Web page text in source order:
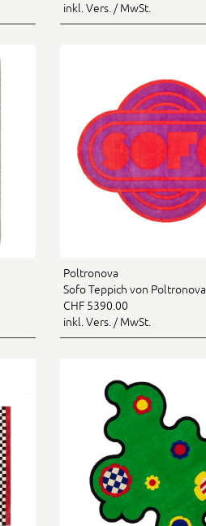
inkl. Vers. / MwSt.
Poltronova
Sofo Teppich von Poltronova
CHF 5390.00
inkl. Vers. / MwSt.